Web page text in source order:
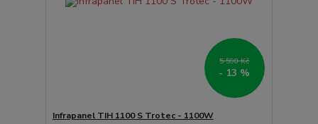
5 590 Kč
- 13 %
Infrapanel TIH 1100 S Trotec - 1100W